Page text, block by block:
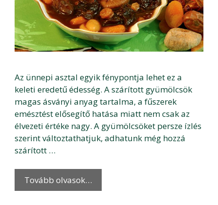
Az ünnepi asztal egyik fénypontja lehet ez a
keleti eredetű édesség. A szárított gyümölcsök
magas ásványi anyag tartalma, a fűszerek
emésztést elősegítő hatása miatt nem csak az
élvezeti értéke nagy. A gyümölcsöket persze ízlés
szerint változtathatjuk, adhatunk még hozzá
szárított …
Tovább olvasok…